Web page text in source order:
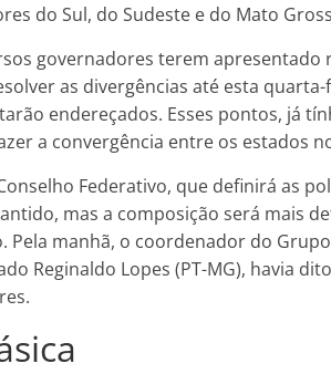
do Sul, do Sudeste e do Mato
governadores terem apresentado
as divergências até esta
endereçados. Esses pontos, já
a convergência entre os estados
Federativo, que definirá as
mas a composição será mais
Pela manhã, o coordenador do
Reginaldo Lopes (PT-MG), havia